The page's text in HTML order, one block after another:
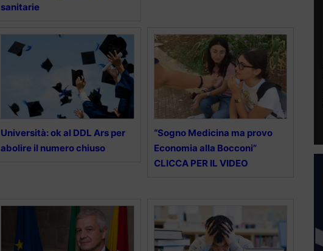
sanitarie
Università: ok al DDL Ars per
abolire il numero chiuso
“Sogno Medicina ma provo
Economia alla Bocconi”
CLICCA PER IL VIDEO